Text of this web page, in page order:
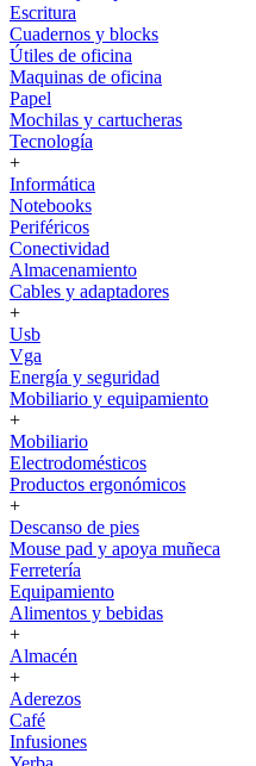
Escritura
Cuadernos y blocks
Útiles de oficina
Maquinas de oficina
Papel
Mochilas y cartucheras
Tecnología
+
Informática
Notebooks
Periféricos
Conectividad
Almacenamiento
Cables y adaptadores
+
Usb
Vga
Energía y seguridad
Mobiliario y equipamiento
+
Mobiliario
Electrodomésticos
Productos ergonómicos
+
Descanso de pies
Mouse pad y apoya muñeca
Ferretería
Equipamiento
Alimentos y bebidas
+
Almacén
+
Aderezos
Café
Infusiones